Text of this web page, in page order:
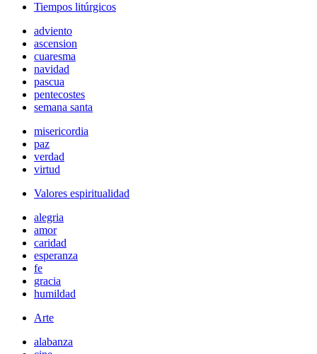
Tiempos litúrgicos
adviento
ascension
cuaresma
navidad
pascua
pentecostes
semana santa
misericordia
paz
verdad
virtud
Valores espiritualidad
alegria
amor
caridad
esperanza
fe
gracia
humildad
Arte
alabanza